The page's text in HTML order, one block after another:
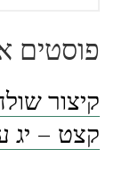
פוסטים
קיצור
קצט – יג